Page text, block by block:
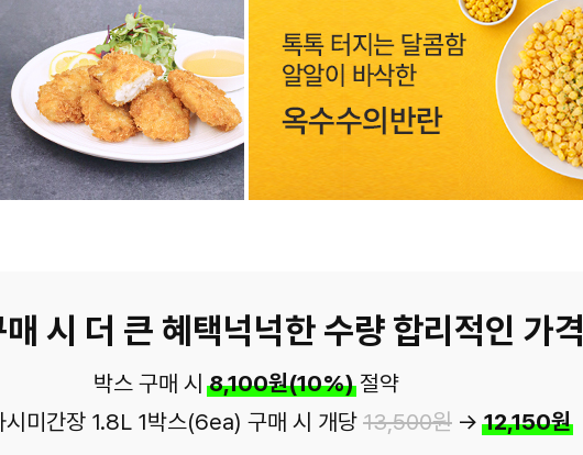
시 더 큰 혜택넉넉한 수량 합리적인 가격
박스 구매 시8,100원(10%)절약
시미간장 1.8L 1박스(6ea) 구매 시 개당 13,500원 →12,150원